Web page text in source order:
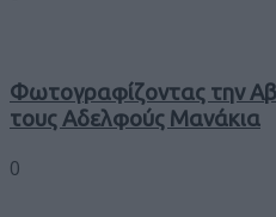
Φωτογραφίζοντας την
τους Αδελφούς Μανάκια
0